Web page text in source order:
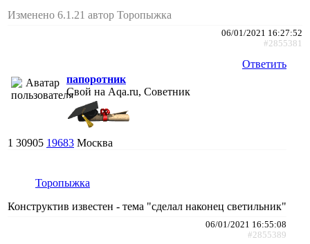
Изменено 6.1.21 автор Торопыжка
06/01/2021 16:27:52
#2855381
Ответить
папоротник
Свой на Aqa.ru, Советник
1 30905 19683 Москва
Торопыжка
Конструктив известен - тема "сделал наконец светильник"
06/01/2021 16:55:08
#2855389